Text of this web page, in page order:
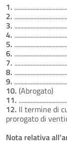
1.
2.
3.
4.
5.
6.
7.
8.
9.
10. (Abrogato)
11.
12. Il termine di
prorogato di
Nota relativa